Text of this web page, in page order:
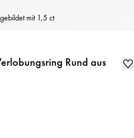
mit 1,5 ct
Rund aus